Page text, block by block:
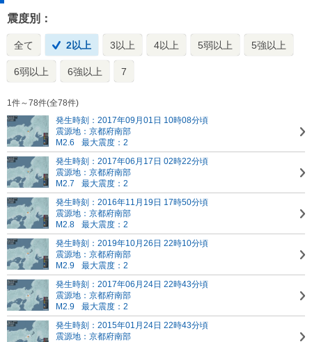
震度別：
全て 2以上 3以上 4以上 5弱以上 5強以上
6弱以上 6強以上 7
1件～78件(全78件)
発生時刻：2017年09月01日 10時08分頃
震源地：京都府南部
M2.6
最大震度：2
発生時刻：2017年06月17日 02時22分頃
震源地：京都府南部
M2.7
最大震度：2
発生時刻：2016年11月19日 17時50分頃
震源地：京都府南部
M2.8
最大震度：2
発生時刻：2019年10月26日 22時10分頃
震源地：京都府南部
M2.9
最大震度：2
発生時刻：2017年06月24日 22時43分頃
震源地：京都府南部
M2.9
最大震度：2
発生時刻：2015年01月24日 22時43分頃
震源地：京都府南部